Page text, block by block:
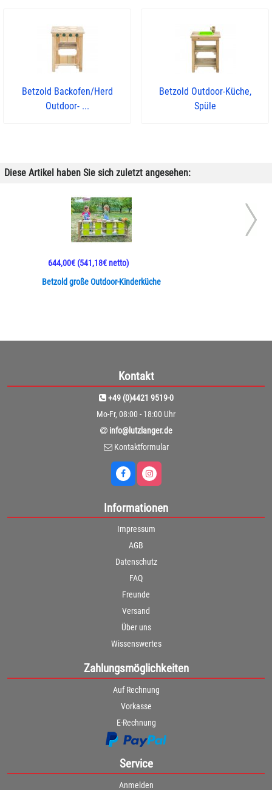
Betzold Backofen/Herd
Outdoor- ...
Betzold Outdoor-Küche,
Spüle
Diese Artikel haben Sie sich zuletzt angesehen:
Betzold große Outdoor-Kinderküche
644,00€(541,18€ netto)
Kontakt
+49 (0)4421 9519-0
Mo-Fr, 08:00 - 18:00 Uhr
info@lutzlanger.de
Kontaktformular
Informationen
Impressum
AGB
Datenschutz
FAQ
Freunde
Versand
Über uns
Wissenswertes
Zahlungsmöglichkeiten
Auf Rechnung
Vorkasse
E-Rechnung
Service
Anmelden